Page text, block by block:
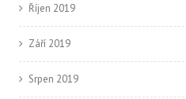
Říjen 2019
Září 2019
Srpen 2019